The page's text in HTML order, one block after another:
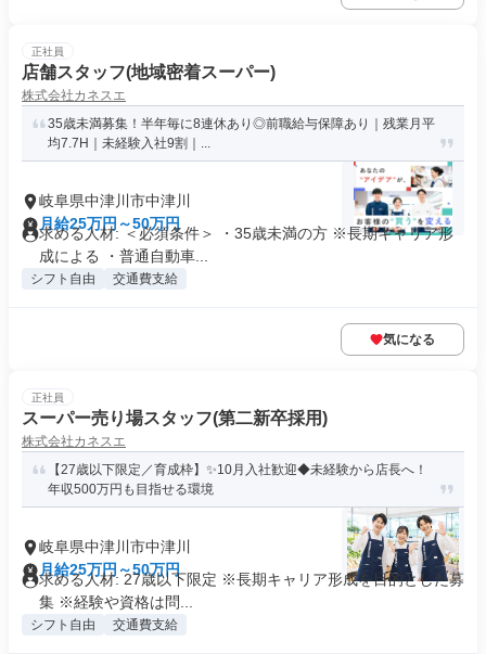
正社員
店舗スタッフ(地域密着スーパー)
株式会社カネスエ
35歳未満募集！半年毎に8連休あり◎前職給与保障あり｜残業月平
均7.7H｜未経験入社9割｜...
岐阜県中津川市中津川
月給25万円～50万円
求める人材: ＜必須条件＞ ・35歳未満の方 ※長期キャリア形
成による ・普通自動車...
シフト自由 交通費支給
気になる
正社員
スーパー売り場スタッフ(第二新卒採用)
株式会社カネスエ
【27歳以下限定／育成枠】✨10月入社歓迎◆未経験から店長へ！
年収500万円も目指せる環境
岐阜県中津川市中津川
月給25万円～50万円
求める人材: 27歳以下限定 ※長期キャリア形成を目的とした募
集 ※経験や資格は問...
シフト自由 交通費支給